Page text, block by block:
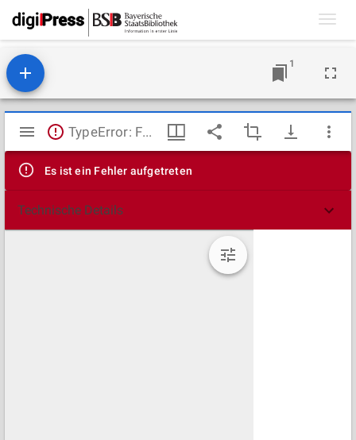
1
Mirador
Viewer
TypeError: Failed to fetch
Es ist ein Fehler aufgetreten
Technische Details